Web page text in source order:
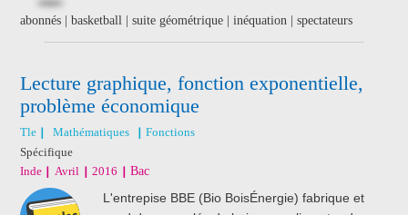
abonnés | basketball | suite géométrique | inéquation | spectateurs
Lecture graphique, fonction exponentielle,
problème économique
Tle Mathématiques
Fonctions
Spécifique
Inde
Avril 2016 Bac
L'entrepise BBE (Bio BoisÉnergie) fabrique et